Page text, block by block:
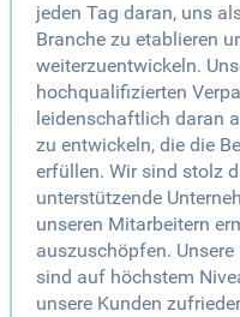
jeden Tag daran, uns
Branche zu etablieren
weiterzuentwickeln.
hochqualifizierten
leidenschaftlich daran
zu entwickeln, die die
erfüllen. Wir sind stolz
unterstützende
unseren Mitarbeitern
auszuschöpfen.
sind auf höchstem
unsere Kunden